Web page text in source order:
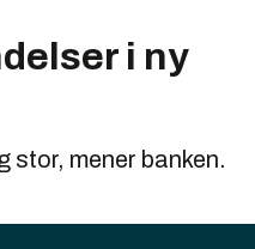
i ny
stor, mener banken.